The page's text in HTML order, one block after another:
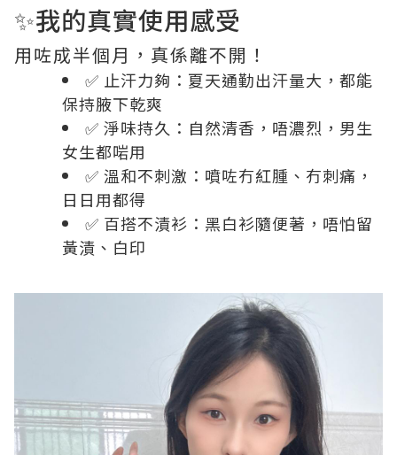
✨我的真實使用感受
用咗成半個月，真係離不開！
✅ 止汗力夠：夏天通勤出汗量大，都能
保持腋下乾爽
✅ 淨味持久：自然清香，唔濃烈，男生
女生都啱用
✅ 溫和不刺激：噴咗冇紅腫、冇刺痛，
日日用都得
✅ 百搭不漬衫：黑白衫隨便著，唔怕留
黃漬、白印